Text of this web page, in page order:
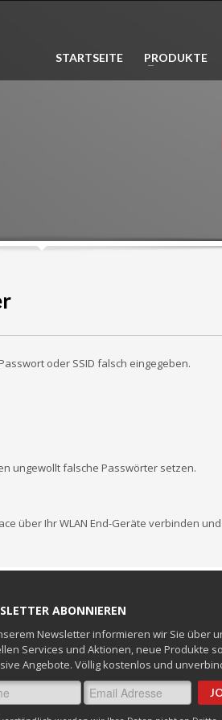
Innerhalb DeutschlandLieferung
STARTSEITE PRODUKTE
oder SSID falsch eingegeben.
ungewollt falsche Passwörter setzen.
über Ihr WLAN End-Geräte verbinden
ABONNIEREN
Newsletter informieren wir Sie über
Services und Aktionen, neue Produkte
Angebote. Völlig kostenlos und